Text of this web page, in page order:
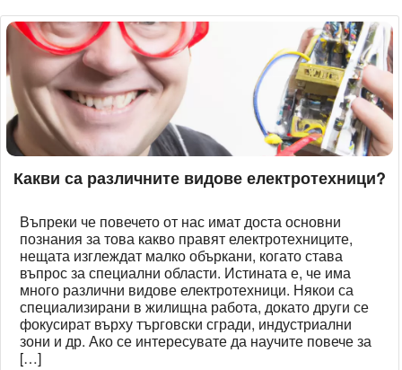
Какви са различните видове електротехници?
Въпреки че повечето от нас имат доста основни
познания за това какво правят електротехниците,
нещата изглеждат малко объркани, когато става
въпрос за специални области. Истината е, че има
много различни видове електротехници. Някои са
специализирани в жилищна работа, докато други се
фокусират върху търговски сгради, индустриални
зони и др. Ако се интересувате да научите повече за
[…]